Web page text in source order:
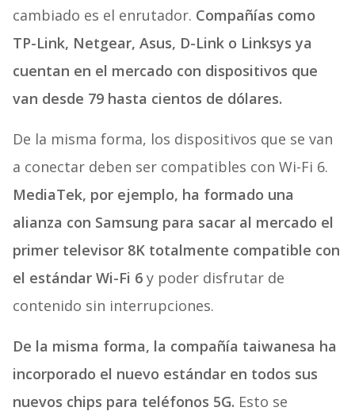
cambiado es el enrutador. Compañías como
TP-Link, Netgear, Asus, D-Link o Linksys ya
cuentan en el mercado con dispositivos que
van desde 79 hasta cientos de dólares.
De la misma forma, los dispositivos que se van
a conectar deben ser compatibles con Wi-Fi 6.
MediaTek, por ejemplo, ha formado una
alianza con Samsung para sacar al mercado el
primer televisor 8K totalmente compatible con
el estándar Wi-Fi 6y poder disfrutar de
contenido sin interrupciones.
De la misma forma, la compañía taiwanesa ha
incorporado el nuevo estándar en todos sus
nuevos chips para teléfonos 5G. Esto se